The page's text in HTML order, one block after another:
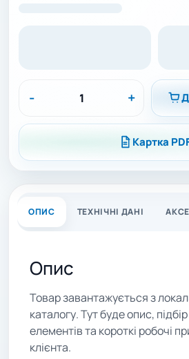
- +
Картка
ОПИС ТЕХНІЧНІ ДАНІ
Опис
Товар завантажується з
каталогу. Тут буде опис,
елементів та короткі робочі
клієнта.